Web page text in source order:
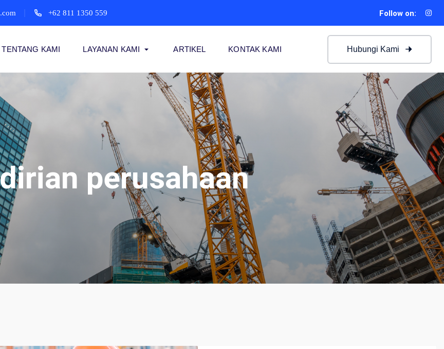
+62 811 1350 559 Follow on:
TENTANG KAMI LAYANAN KAMI ARTIKEL KONTAK KAMI Hubungi Kami
perusahaan